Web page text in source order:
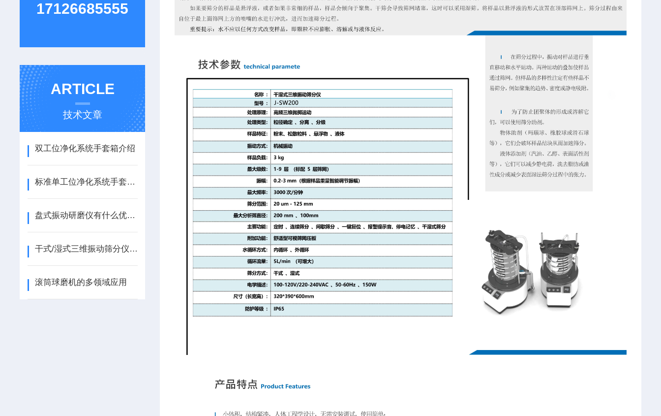
17126685555
ARTICLE
技术文章
双工位净化系统手套箱介绍
标准单工位净化系统手套箱介绍
盘式振动研磨仪有什么优点？
干式/湿式三维振动筛分仪操作使用说明
滚筒球磨机的多领域应用